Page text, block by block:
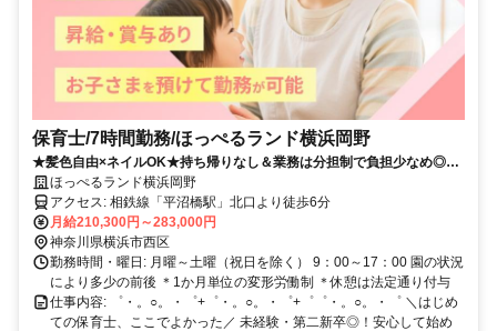
保育士/7時間勤務/ほっぺるランド横浜岡野
★髪色自由×ネイルOK★持ち帰りなし＆業務は分担制で負担少なめ◎年
間休日117日でプライベート充実！
ほっぺるランド横浜岡野
アクセス: 相鉄線「平沼橋駅」北口より徒歩6分
月給210,300円～283,000円
神奈川県横浜市西区
勤務時間・曜日: 月曜～土曜（祝日を除く） 9：00～17：00 園の状況
により多少の前後 ＊1か月単位の変形労働制 ＊休憩は法定通り付与
仕事内容: ゜・。○。・゜+゜・。○。・゜+゜゜・。○。・゜ ＼はじめ
ての保育士、ここでよかった／ 未経験・第二新卒◎！安心して始め